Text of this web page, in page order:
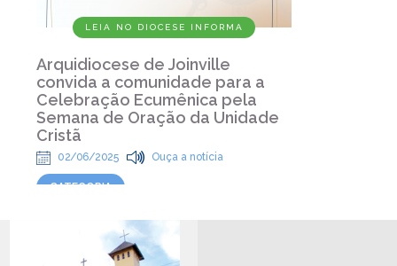
LEIA NO DIOCESE INFORMA
Arquidiocese de Joinville
convida a comunidade para a
Celebração Ecumênica pela
Semana de Oração da Unidade
Cristã
02/06/2025 Ouça a notícia
CATEGORIA